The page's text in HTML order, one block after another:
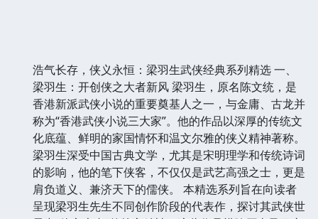
浩气长存，侠义永恒：梁羽生武侠经典系列精选 一、
梁羽生：开创侠之大者新风 梁羽生，原名陈文统，是
香港新派武侠小说的重要奠基人之一，与金庸、古龙并
称为“香港武侠小说三大家”。他的作品以深厚的传统文
化底蕴、鲜明的家国情怀和温文尔雅的侠义精神著称。
梁羽生深受中国古典文学，尤其是宋明理学和传统诗词
的影响，他的笔下侠客，不仅仅是武艺高强之士，更是
肩负道义、兼济天下的儒侠。 本精选系列旨在向读者
呈现梁羽生先生不同创作阶段的代表作，探讨其武侠世